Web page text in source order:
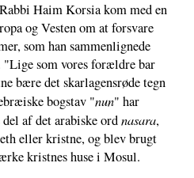
Haim Korsia kom med en
og Vesten om at forsvare
som han sammenlignede
som vores forældre bar
bære det skarlagensrøde tegn
bogstav "nun" har
af det arabiske ordnasara,
eller kristne, og blev brugt
kristnes huse i Mosul.